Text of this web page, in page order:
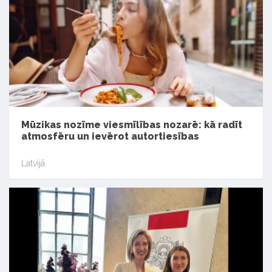
Mūzikas nozīme viesmīlības nozarē: kā radīt
atmosfēru un ievērot autortiesības
Latvijā